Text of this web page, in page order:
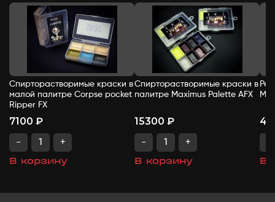
Спирторастворимые краски в
малой палитре Corpse pocket
Ripper FX
7100 ₽
- +
В корзину
Спирторастворимые краски в
палитре Maximus Palette AFX
15300 ₽
- +
В корзину В